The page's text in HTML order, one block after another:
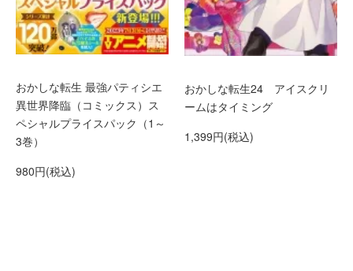
おかしな転生 最強パティシエ
異世界降臨（コミックス）ス
ペシャルプライスパック（1～
3巻）
980円(税込)
おかしな転生24 アイスクリ
ームはタイミング
1,399円(税込)